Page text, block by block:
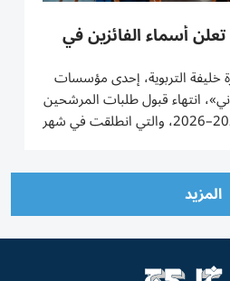
تعلن أسماء الفائزين في
خليفة التربوية، إحدى مؤسسات
انتهاء قبول طلبات المرشحين
لدورتها التاسعة عشرة 2025–2026، والتي انطلقت في شهر
المزيد